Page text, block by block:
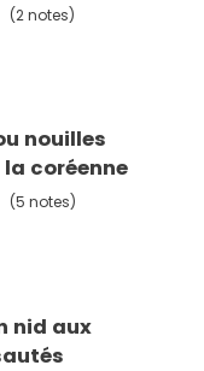
(2 notes)
nouilles
coréenne
(5 notes)
nid aux